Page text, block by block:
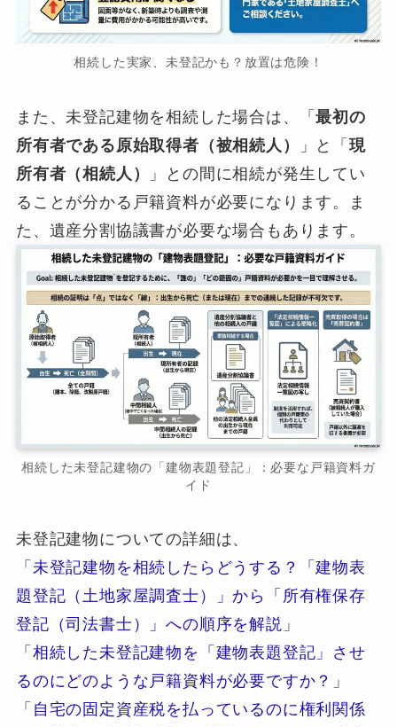
相続した実家、未登記かも？放置は危険！
また、未登記建物を相続した場合は、「最初の
所有者である原始取得者（被相続人）
」と「現
所有者（相続人）
」との間に相続が発生してい
ることが分かる戸籍資料が必要になります。ま
た、遺産分割協議書が必要な場合もあります。
相続した未登記建物の「建物表題登記」：必要な戸籍資料ガ
イド
未登記建物についての詳細は、
「 未登記建物を相続したらどうする？「建物表
題登記（土地家屋調査士）」から「所有権保存
登記（司法書士）」への順序を解説 」
「 相続した未登記建物を「建物表題登記」させ
るのにどのような戸籍資料が必要ですか？ 」
「 自宅の固定資産税を払っているのに権利関係